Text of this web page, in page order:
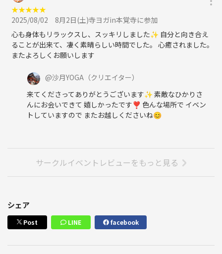
★★★★★
2025/08/02
8月2日(土)寺ヨガin本覚寺に参加
心も身体もリラックスし、スッキリしました✨ 自分と向き合え
ることが出来て、凄く素晴らしい時間でした。 心癒されました。
またよろしくお願いします
@沙月YOGA （クリエイター）
来てくださってありがとうございます✨ 素敵なひかりさ
んにお会いできて 嬉しかったです❣️ 色んな場所で イベン
トしていますので またお越しくださいね😊
サークルイベントレビューをもっと見る
シェア
Post LINE facebook